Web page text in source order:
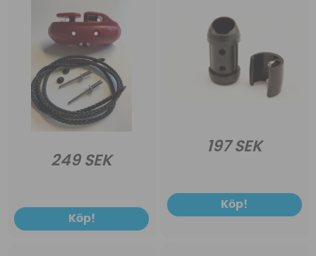
249 SEK
Köp!
197 SEK
Köp!